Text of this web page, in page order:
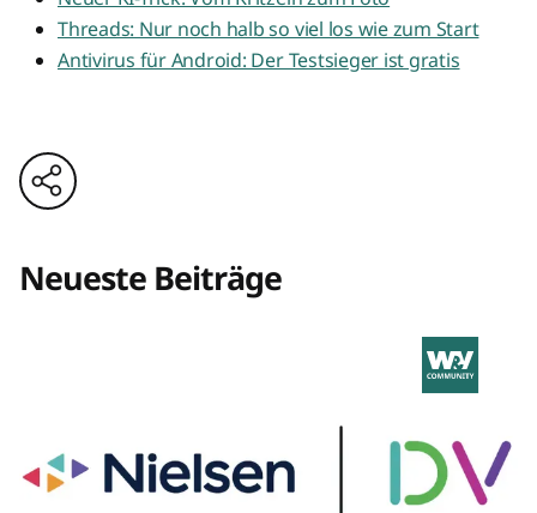
Threads: Nur noch halb so viel los wie zum Start
Antivirus für Android: Der Testsieger ist gratis
Neueste Beiträge